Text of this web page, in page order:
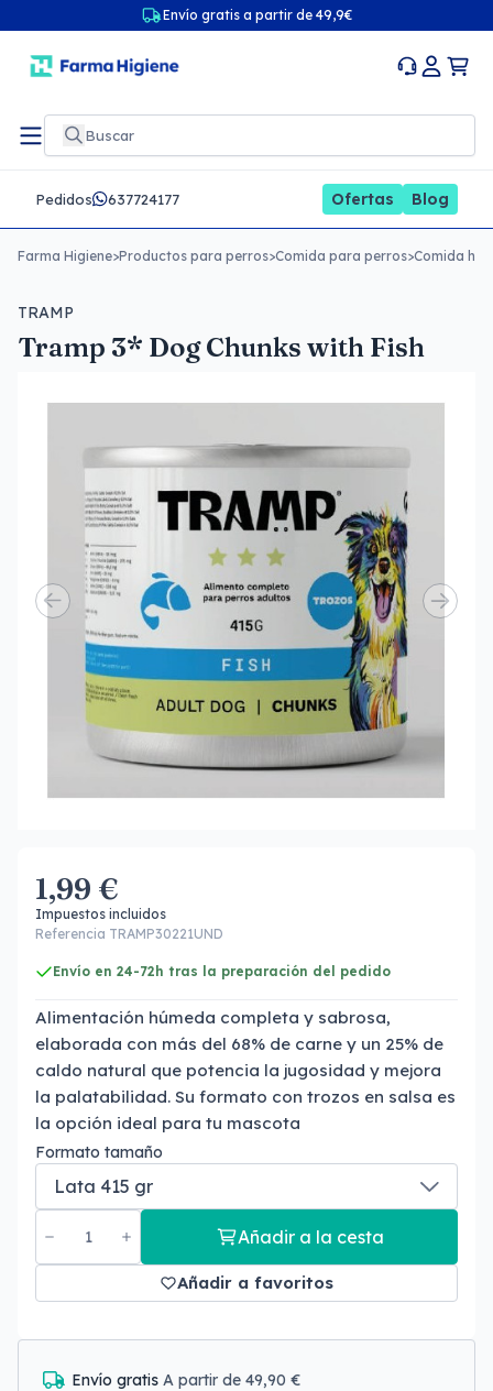
Envío gratis a partir de 49,9€
Pedidos 637724177 Ofertas Blog
Farma Higiene>Productos para perros>Comida para perros>Comida
TRAMP
Tramp 3* Dog Chunks with Fish
1,99 €
Impuestos incluidos
Referencia TRAMP30221UND
Envío en 24-72h tras la preparación del pedido
Alimentación húmeda completa y sabrosa,
elaborada con más del 68% de carne y un 25% de
caldo natural que potencia la jugosidad y mejora
la palatabilidad. Su formato con trozos en salsa es
la opción ideal para tu mascota
Formato tamaño
Añadir a la cesta
Añadir a favoritos
Envío gratis A partir de 49,90 €